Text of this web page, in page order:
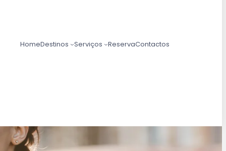
HomeDestinos Serviços ReservaContactos